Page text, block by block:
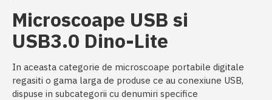
Microscoape USB si
USB3.0 Dino-Lite
In aceasta categorie de microscoape portabile digitale
regasiti o gama larga de produse ce au conexiune USB,
dispuse in subcategorii cu denumiri specifice